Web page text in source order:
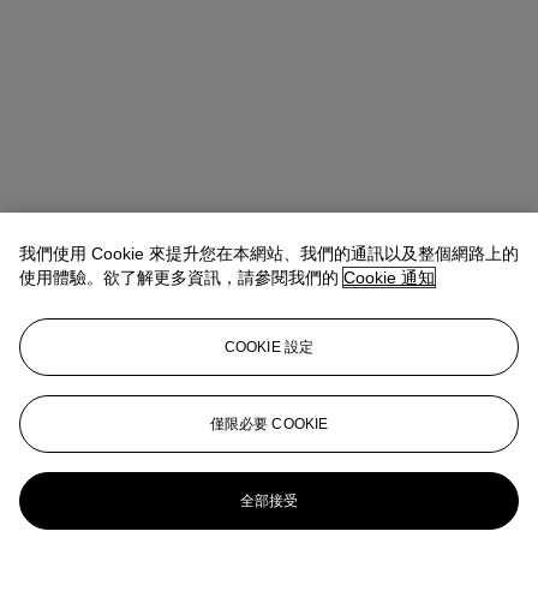
我們使用 Cookie 來提升您在本網站、我們的通訊以及整個網路上的
使用體驗。欲了解更多資訊，請參閱我們的 Cookie 通知
COOKIE 設定
僅限必要 COOKIE
全部接受